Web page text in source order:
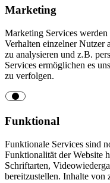
Marketing
Marketing Services
Verhalten einzelner Nutzer
zu analysieren und z.B.
Services ermöglichen es
zu verfolgen.
Funktional
Funktionale Services sind
Funktionalität der Website
Schriftarten,
bereitzustellen. Inhalte